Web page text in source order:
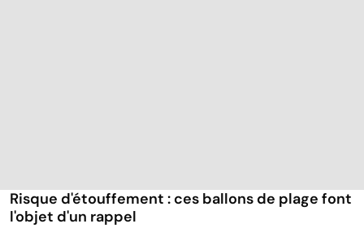
Risque d'étouffement : ces ballons de plage font
l'objet d'un rappel